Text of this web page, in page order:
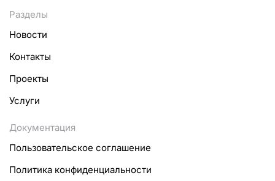
Разделы
Новости
Контакты
Проекты
Услуги
Документация
Пользовательское соглашение
Политика конфиденциальности